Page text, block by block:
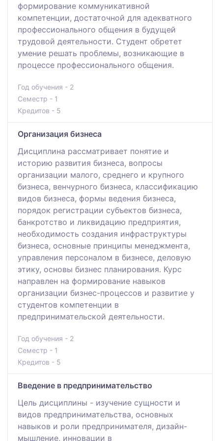
формирование коммуникативной
компетенции, достаточной для адекватного
профессионального общения в будущей
трудовой деятельности. Студент обретет
умение решать проблемы, возникающие в
процессе профессионального общения.
Год обучения - 2
Семестр - 1
Кредитов - 5
Организация бизнеса
Дисциплина рассматривает понятие и
историю развития бизнеса, вопросы
организации малого, среднего и крупного
бизнеса, венчурного бизнеса, классификацию
видов бизнеса, формы ведения бизнеса,
порядок регистрации субъектов бизнеса,
банкротство и ликвидацию предприятия,
необходимость создания инфраструктуры
бизнеса, основные принципы менеджмента,
управления персоналом в бизнесе, деловую
этику, основы бизнес планирования. Курс
направлен на формирование навыков
организации бизнес-процессов и развитие у
студентов компетенции в
предпринимательской деятельности.
Год обучения - 2
Семестр - 1
Кредитов - 5
Введение в предпринимательство
Цель дисциплины - изучение сущности и
видов предпринимательства, основных
навыков и роли предпринимателя, дизайн-
мышление, инновации в